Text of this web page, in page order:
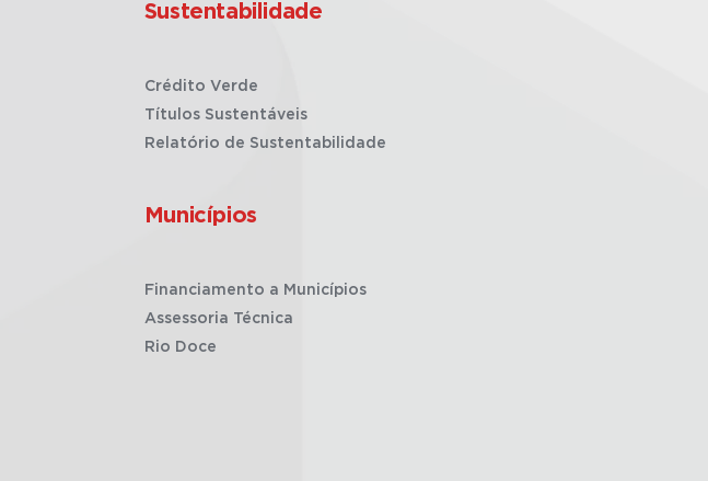
Sustentabilidade
Crédito Verde
Títulos Sustentáveis
Relatório de Sustentabilidade
Municípios
Financiamento a Municípios
Assessoria Técnica
Rio Doce